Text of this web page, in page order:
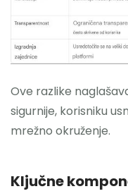
Ove razlike
sigurnije, korisniku
mrežno okruženje.
Ključne